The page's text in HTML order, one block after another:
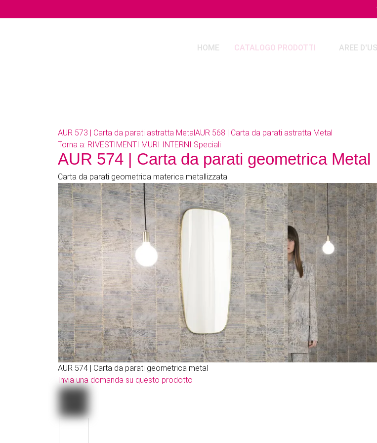
HOME CATALOGO PRODOTTI AREE D'USO
AUR 573 | Carta da parati astratta MetalAUR 568 | Carta da parati astratta Metal
Torna a: RIVESTIMENTI MURI INTERNI Speciali
AUR 574 | Carta da parati geometrica Metal
Carta da parati geometrica materica metallizzata
AUR 574 | Carta da parati geometrica metal
Invia una domanda su questo prodotto